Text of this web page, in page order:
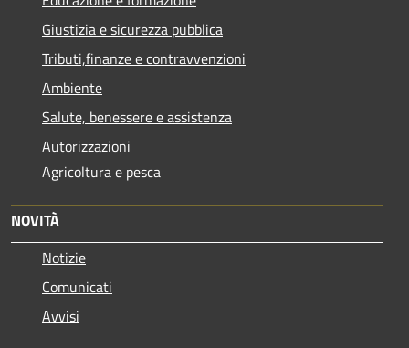
Giustizia e sicurezza pubblica
Tributi,finanze e contravvenzioni
Ambiente
Salute, benessere e assistenza
Autorizzazioni
Agricoltura e pesca
NOVITÀ
Notizie
Comunicati
Avvisi